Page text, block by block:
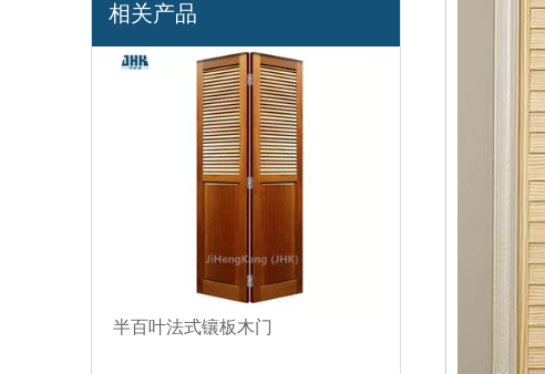
相关产品
半百叶法式镶板木门